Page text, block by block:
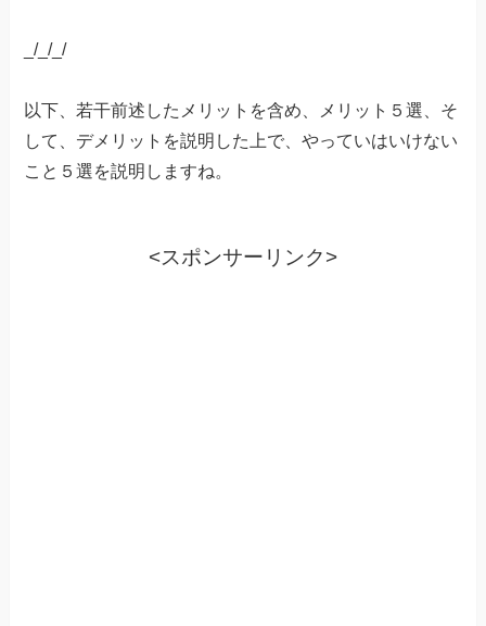
_/_/_/
以下、若干前述したメリットを含め、メリット５選、そ
して、デメリットを説明した上で、やっていはいけない
こと５選を説明しますね。
<スポンサーリンク>